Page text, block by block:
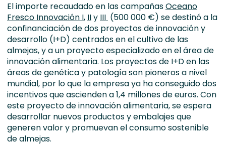
El importe recaudado en las campañasOceano
Fresco Innovación I, IIy III (500 000 €) se destinó a la
confinanciación de dos proyectos de innovación y
desarrollo (I+D) centrados en el cultivo de las
almejas, y a un proyecto especializado en el área de
innovación alimentaria. Los proyectos de I+D en las
áreas de genética y patología son pioneros a nivel
mundial, por lo que la empresa ya ha conseguido dos
incentivos que ascienden a 1,4 millones de euros. Con
este proyecto de innovación alimentaria, se espera
desarrollar nuevos productos y embalajes que
generen valor y promuevan el consumo sostenible
de almejas.